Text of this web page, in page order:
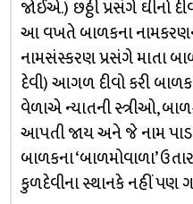
જોઈએ.) છઠ્ઠી પ્રસંગે ઘીનો
આ વખતે બાળકના
નામસંસ્કરણ પ્રસંગે માતા
દેવી) આગળ દીવો કરી
વેળાએ ન્યાતની સ્ત્રીઓ,
આપતી જાય અને જે નામ
બાળકના ‘બાળમોવાળા’
કુળદેવીના સ્થાનકે નહીં પણ